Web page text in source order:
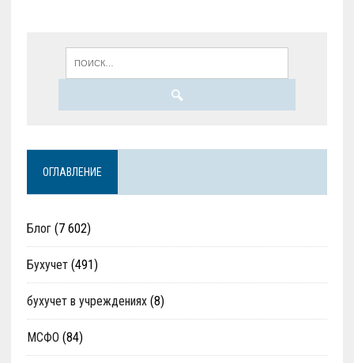
ОГЛАВЛЕНИЕ
Блог(7 602)
Бухучет(491)
бухучет в учреждениях(8)
МСФО (84)